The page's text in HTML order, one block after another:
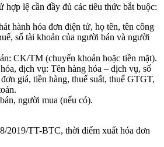
hợp lệ cần đầy đủ các tiêu thức bắt buộc:
hành hóa đơn điện tử, họ tên, tên công
số tài khoản của người bán và người
CK/TM (chuyển khoản hoặc tiền mặt).
dịch vụ: Tên hàng hóa – dịch vụ, số
giá, tiền hàng, thuế suất, thuế GTGT,
người mua (nếu có).
2019/TT-BTC, thời điểm xuất hóa đơn